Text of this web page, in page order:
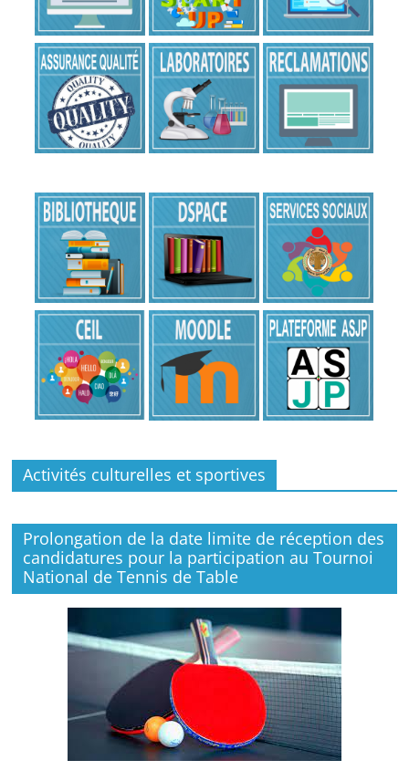
Activités culturelles et sportives
Prolongation de la date limite de réception des
candidatures pour la participation au Tournoi
National de Tennis de Table